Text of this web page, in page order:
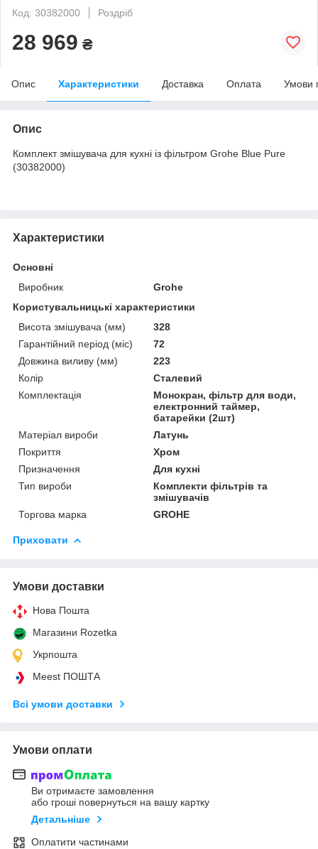
Код: 30382000
Роздріб
28 969 ₴
Опис Характеристики Доставка Оплата Умови
Опис
Комплект змішувача для кухні із фільтром Grohe Blue Pure
(30382000)
Характеристики
Основні
Виробник
Grohe
Користувальницькі характеристики
Висота змішувача (мм)
328
Гарантійний період (міс)
72
Довжина виливу (мм)
223
Колір
Сталевий
Комплектація
Монокран, фільтр для води,
електронний таймер,
батарейки (2шт)
Матеріал вироби
Латунь
Покриття
Хром
Призначення
Для кухні
Тип вироби
Комплекти фільтрів та
змішувачів
Торгова марка
GROHE
Приховати
Умови доставки
Нова Пошта
Магазини Rozetka
Укрпошта
Meest ПОШТА
Всі умови доставки
Умови оплати
Ви отримаєте замовлення
або гроші повернуться на вашу картку
Детальніше
Оплатити частинами